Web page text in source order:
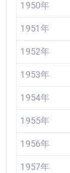
1950年
1951年
1952年
1953年
1954年
1955年
1956年
1957年